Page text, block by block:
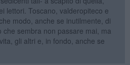
lettori. Toscano, valderopiteco e
modo, anche se inutilmente, di
che sembra non passare mai, ma
gli altri e, in fondo, anche se